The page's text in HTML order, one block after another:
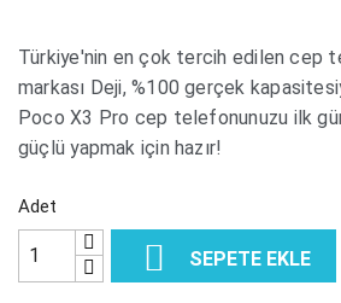
Türkiye'nin en çok tercih edilen cep
markası Deji, %100 gerçek
Poco X3 Pro cep telefonunuzu ilk
güçlü yapmak için hazır!
Adet
 SEPETE EKLE